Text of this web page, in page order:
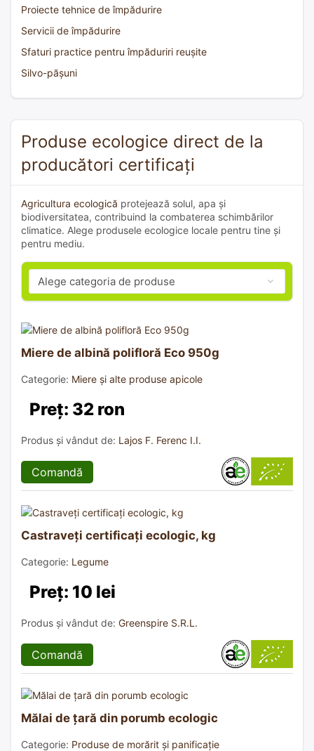
Proiecte tehnice de împădurire
Servicii de împădurire
Sfaturi practice pentru împăduriri reușite
Silvo-pășuni
Produse ecologice direct de la
producători certificați
Agricultura ecologică protejează solul, apa și
biodiversitatea, contribuind la combaterea schimbărilor
climatice. Alege produsele ecologice locale pentru tine și
pentru mediu.
Miere de albină polifloră Eco 950g
Categorie: Miere și alte produse apicole
Preț: 32 ron
Produs și vândut de: Lajos F. Ferenc I.I.
Comandă
Castraveți certificați ecologic, kg
Categorie: Legume
Preț: 10 lei
Produs și vândut de: Greenspire S.R.L.
Comandă
Mălai de țară din porumb ecologic
Categorie: Produse de morărit și panificație